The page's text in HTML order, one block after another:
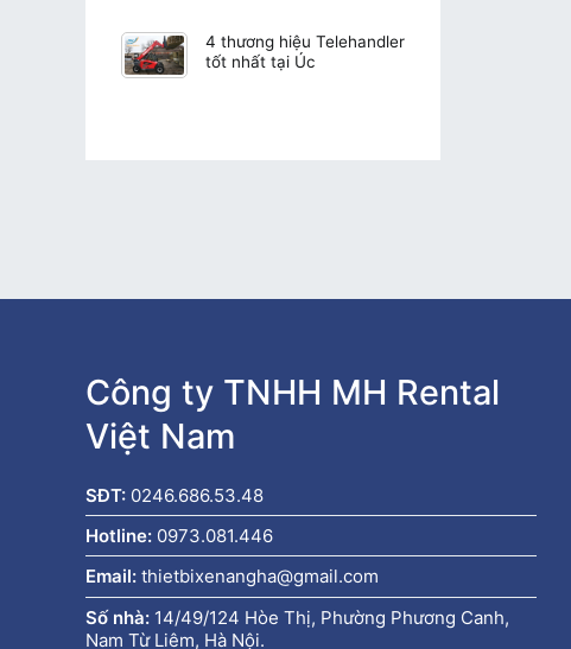
4 thương hiệu Telehandler
tốt nhất tại Úc
Công ty TNHH MH Rental
Việt Nam
SĐT: 0246.686.53.48
Hotline: 0973.081.446
Email: thietbixenangha@gmail.com
Số nhà: 14/49/124 Hòe Thị, Phường Phương Canh,
Nam Từ Liêm, Hà Nội.